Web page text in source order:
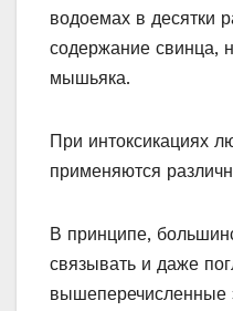
водоемах в десятки
содержание свинца,
мышьяка.
При интоксикациях
применяются
В принципе,
связывать и даже
вышеперечисленные